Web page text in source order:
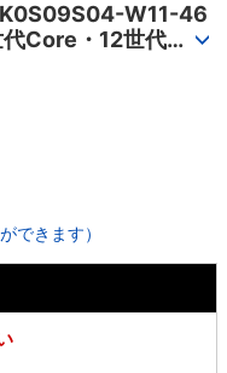
W11-46
Core・12世代
できます）